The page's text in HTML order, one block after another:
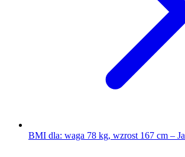
BMI dla: waga 78 kg, wzrost 167 cm –